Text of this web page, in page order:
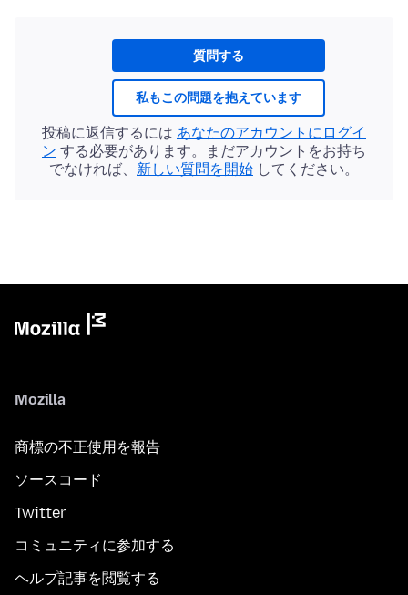
質問する
私もこの問題を抱えています
投稿に返信するには あなたのアカウントにログイ
ン する必要があります。まだアカウントをお持ち
でなければ、 新しい質問を開始 してください。
Mozilla
商標の不正使用を報告
ソースコード
Twitter
コミュニティに参加する
ヘルプ記事を閲覧する